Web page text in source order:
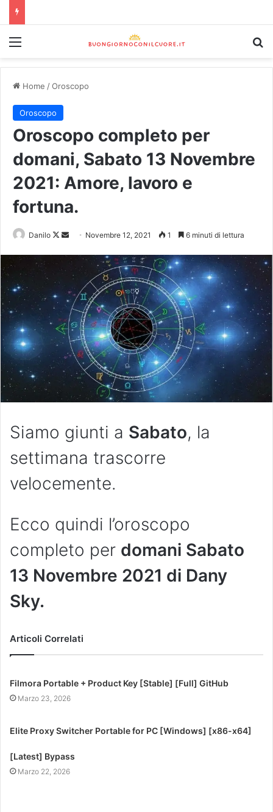
Home /Oroscopo
Oroscopo
Oroscopo completo per
domani, Sabato 13 Novembre
2021: Amore, lavoro e
fortuna.
Danilo Novembre 12, 2021 1 6 minuti di lettura
Siamo giunti a Sabato, la
settimana trascorre
velocemente.
Ecco quindi l’oroscopo
completo per domani Sabato
13 Novembre 2021 di Dany
Sky.
Articoli Correlati
Filmora Portable + Product Key [Stable] [Full] GitHub
Marzo 23, 2026
Elite Proxy Switcher Portable for PC [Windows] [x86-x64]
[Latest] Bypass
Marzo 22, 2026